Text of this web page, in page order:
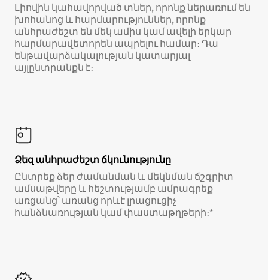
Լիովին կահավորված տներ, որոնք ներառում են
խոհանոց և հարմարություններ, որոնք
անհրաժեշտ են մեկ ամիս կամ ավելի երկար
հարմարավետորեն ապրելու համար։ Դա
ենթավարձակալության կատարյալ
այլընտրանքն է։
Ձեզ անհրաժեշտ ճկունությունը
Ընտրեք ձեր ժամանման և մեկնման ճշգրիտ
ամսաթվերը և հեշտությամբ ամրագրեք
առցանց՝ առանց որևէ լրացուցիչ
հանձնառության կամ փաստաթղթերի։*